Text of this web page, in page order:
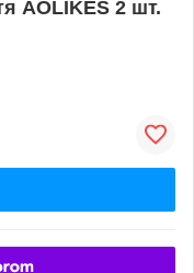
AOLIKES 2 шт.